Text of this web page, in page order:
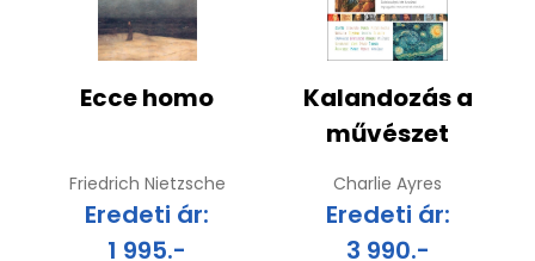
Ecce homo
Friedrich Nietzsche
Eredeti ár:
1 995.-
Kalandozás a
művészet
történetében
Charlie Ayres
Eredeti ár:
3 990.-